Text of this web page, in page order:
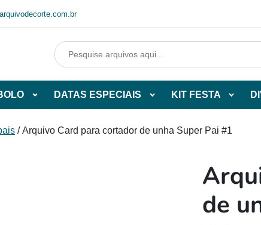
de
DATAS ESPECIAIS
de
KIT FESTA
de
/ Arquivo Card para cortador de unha Super Pai #1
de